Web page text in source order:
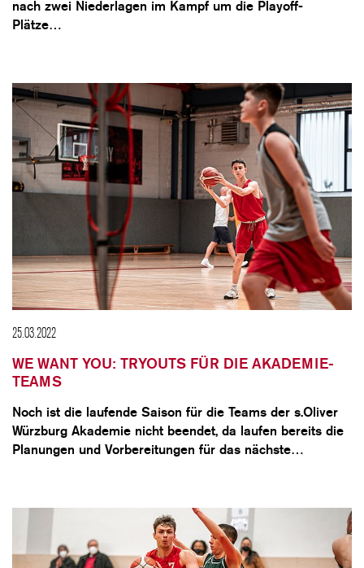
nach zwei Niederlagen im Kampf um die Playoff-
Plätze…
25.03.2022
WE WANT YOU: TRYOUTS FÜR DIE AKADEMIE-
TEAMS
Noch ist die laufende Saison für die Teams der s.Oliver
Würzburg Akademie nicht beendet, da laufen bereits die
Planungen und Vorbereitungen für das nächste…